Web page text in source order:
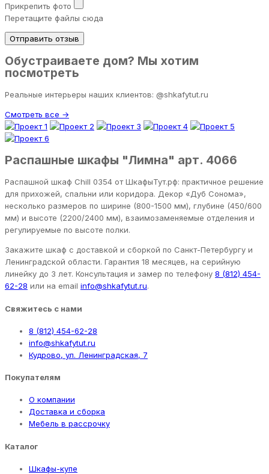
Прикрепить фото
Перетащите файлы сюда
Отправить отзыв
Обустраиваете дом? Мы хотим
посмотреть
Реальные интерьеры наших клиентов: @shkafytut.ru
Смотреть все →
Распашные шкафы "Лимна" арт. 4066
Распашной шкаф Chill 0354 от ШкафыТут.рф: практичное решение
для прихожей, спальни или коридора. Декор «Дуб Сонома»,
несколько размеров по ширине (800-1500 мм), глубине (450/600
мм) и высоте (2200/2400 мм), взаимозаменяемые отделения и
регулируемые по высоте полки.
Закажите шкаф с доставкой и сборкой по Санкт-Петербургу и
Ленинградской области. Гарантия 18 месяцев, на серийную
линейку до 3 лет. Консультация и замер по телефону 8 (812) 454-
62-28 или на email info@shkafytut.ru.
Свяжитесь с нами
8 (812) 454-62-28
info@shkafytut.ru
Кудрово, ул. Ленинградская, 7
Покупателям
О компании
Доставка и сборка
Мебель в рассрочку
Каталог
Шкафы-купе